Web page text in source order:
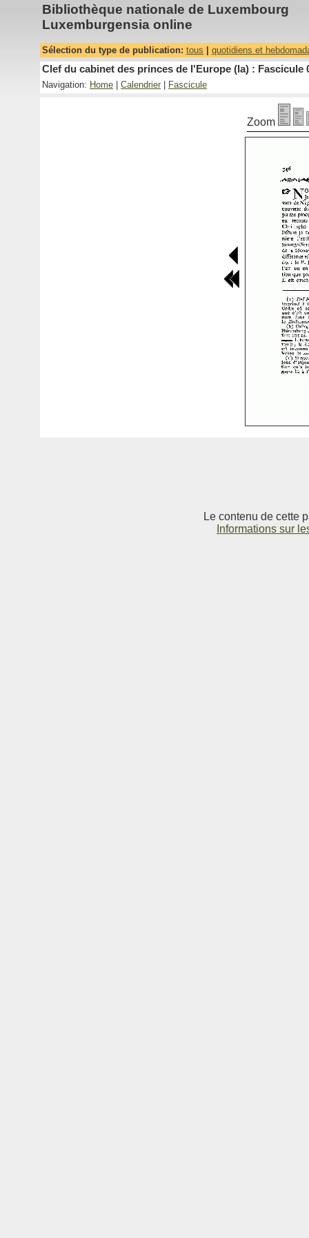
Bibliothèque nationale de Luxembourg
Luxemburgensia online
Sélection du type de publication: tous quotidiens et
Clef du cabinet des princes de l'Europe (la) : Fascicule
Navigation: Home Calendrier Fascicule
Zoom
Le contenu de cette
Informations sur